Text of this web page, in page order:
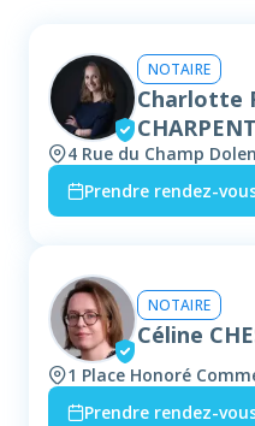
NOTAIRE
Charlotte
4 Rue du Champ
Prendre rendez-
NOTAIRE
Céline
1 Place Honoré
Prendre rendez-